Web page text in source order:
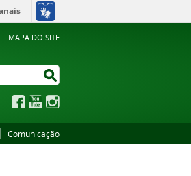
MAPA DO SITE
FacebookYouTube
Comunicação